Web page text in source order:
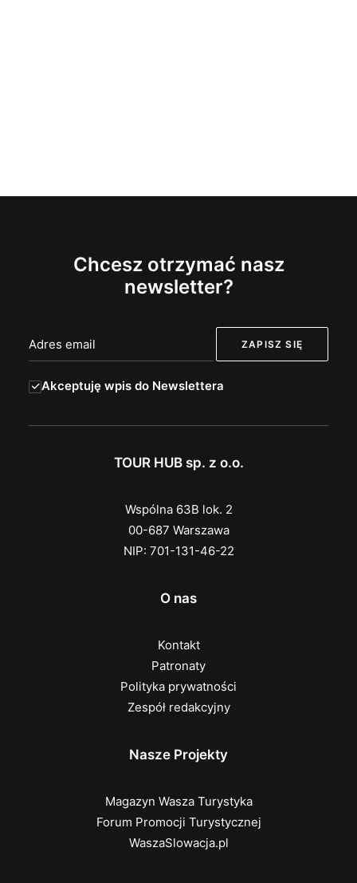
Chcesz otrzymać nasz
newsletter?
Akceptuję wpis do Newslettera
TOUR HUB sp. z o.o.
Wspólna 63B lok. 2
00-687 Warszawa
NIP: 701-131-46-22
O nas
Kontakt
Patronaty
Polityka prywatności
Zespół redakcyjny
Nasze Projekty
Magazyn Wasza Turystyka
Forum Promocji Turystycznej
WaszaSlowacja.pl